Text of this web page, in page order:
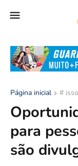
Página inicial #
para
são